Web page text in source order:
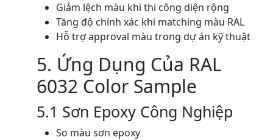
Giảm lệch màu khi thi công diện rộng
Tăng độ chính xác khi matching màu RAL
Hỗ trợ approval màu trong dự án kỹ thuật
5. Ứng Dụng Của RAL
6032 Color Sample
5.1 Sơn Epoxy Công Nghiệp
So màu sơn epoxy